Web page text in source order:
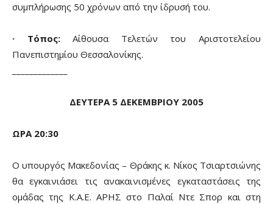
συμπλήρωσης 50 χρόνων από την ίδρυσή του.
· Τόπος:Αίθουσα Τελετών του Αριστοτελείου
Πανεπιστημίου Θεσσαλονίκης.
ΔΕΥΤΕΡΑ 5 ΔΕΚΕΜΒΡΙΟΥ 2005
ΩΡΑ 20:30
Ο υπουργός Μακεδονίας – Θράκης κ. Νίκος Τσιαρτσιώνης
θα εγκαινιάσει τις ανακαινισμένες εγκαταστάσεις της
ομάδας της Κ.Α.Ε. ΑΡΗΣ στο Παλαί Ντε Σπορ και στη